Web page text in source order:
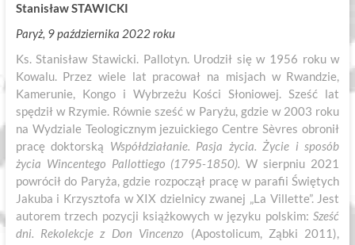
Stanisław STAWICKI
Paryż, 9 października 2022 roku
Ks. Stanisław Stawicki. Pallotyn. Urodził się w 1956 roku w
Kowalu. Przez wiele lat pracował na misjach w Rwandzie,
Kamerunie, Kongo i Wybrzeżu Kości Słoniowej. Sześć lat
spędził w Rzymie. Równie sześć w Paryżu, gdzie w 2003 roku
na Wydziale Teologicznym jezuickiego Centre Sèvres obronił
pracę doktorską Współdziałanie. Pasja życia. Życie i sposób
życia Wincentego Pallottiego (1795-1850).W sierpniu 2021
powrócił do Paryża, gdzie rozpoczął pracę w parafii Świętych
Jakuba i Krzysztofa w XIX dzielnicy zwanej „La Villette”. Jest
autorem trzech pozycji książkowych w języku polskim:Sześć
dni. Rekolekcje z Don Vincenzo (Apostolicum, Ząbki 2011),